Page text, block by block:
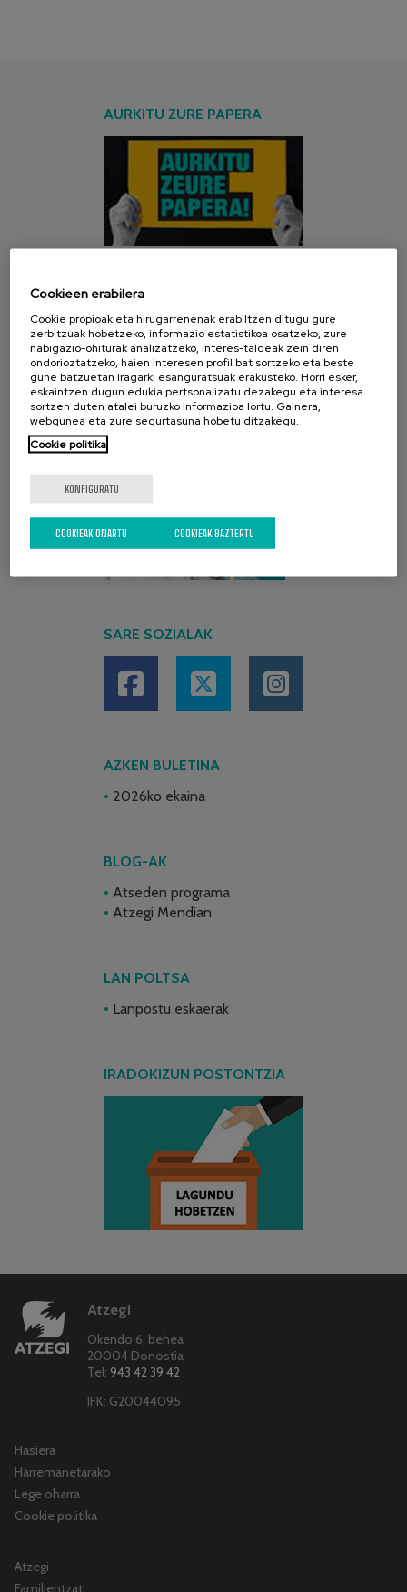
AURKITU ZURE PAPERA
AZKEN KANPAINA
SARE SOZIALAK
AZKEN BULETINA
2026ko ekaina
BLOG-AK
Atseden programa
Atzegi Mendian
LAN POLTSA
Lanpostu eskaerak
IRADOKIZUN POSTONTZIA
Atzegi
Okendo 6, behea
20004 Donostia
Tel: 943 42 39 42
IFK: G20044095
Hasiera
Harremanetarako
Lege oharra
Cookie politika
Atzegi
Familientzat
Cookieen erabilera
Cookie propioak eta hirugarrenenak erabiltzen ditugu gure
zerbitzuak hobetzeko, informazio estatistikoa osatzeko, zure
nabigazio-ohiturak analizatzeko, interes-taldeak zein diren
ondorioztatzeko, haien interesen profil bat sortzeko eta beste
gune batzuetan iragarki esanguratsuak erakusteko. Horri esker,
eskaintzen dugun edukia pertsonalizatu dezakegu eta interesa
sortzen duten atalei buruzko informazioa lortu. Gainera,
webgunea eta zure segurtasuna hobetu ditzakegu.
Cookie politika
KONFIGURATU
COOKIEAK BAZTERTU
COOKIEAK ONARTU